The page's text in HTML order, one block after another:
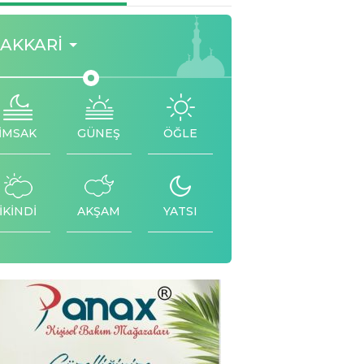
GÜNEŞ ÖĞLE
AKŞAM YATSI